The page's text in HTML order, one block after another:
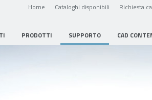
Home Cataloghi disponibili Richiesta
PRODOTTI SUPPORTO CAD